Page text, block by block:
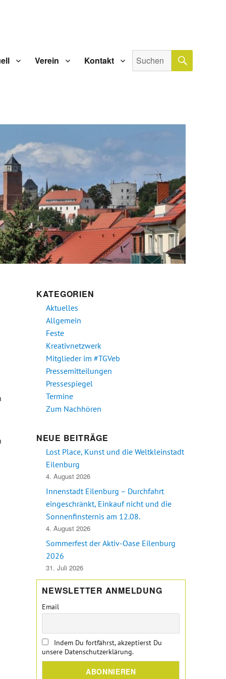
Verein Kontakt
Suche
nach:
KATEGORIEN
Aktuelles
Allgemein
Feste
Kreativnetzwerk
Mitglieder im #TGVeb
Pressemitteilungen
Pressespiegel
Termine
Zum Nachhören
NEUE BEITRÄGE
Lost Place, Kunst und die Weltkleinstadt
Eilenburg
4. August 2026
Innenstadt Eilenburg – Durchfahrt
eingeschränkt, Einkauf nicht und die
Sonnenfinsternis am 12.08.
4. August 2026
Sommerfest der Aktiv-Oase Eilenburg
2026
31. Juli 2026
NEWSLETTER ANMELDUNG
Email
Indem Du fortfährst, akzeptierst Du
unsere Datenschutzerklärung.